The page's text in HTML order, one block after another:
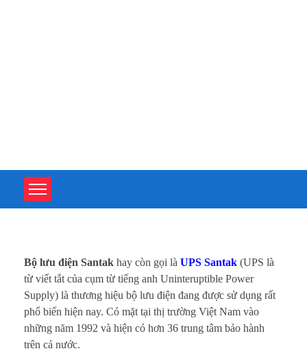
B
ộ
L
ư
Bộ lưu điện Santak hay còn gọi là UPS Santak (UPS là
từ viết tắt của cụm từ tiếng anh Uninteruptible Power
Supply) là thương hiệu bộ lưu điện đang được sử dụng rất
phổ biến hiện nay. Có mặt tại thị trường Việt Nam vào
những năm 1992 và hiện có hơn 36 trung tâm bảo hành
trên cả nước.